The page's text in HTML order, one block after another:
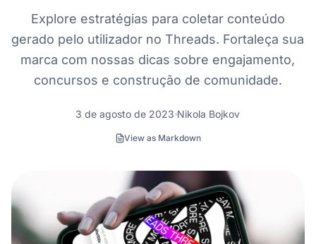
Explore estratégias para coletar conteúdo
gerado pelo utilizador no Threads. Fortaleça sua
marca com nossas dicas sobre engajamento,
concursos e construção de comunidade.
3 de agosto de 2023 Nikola Bojkov
View as Markdown